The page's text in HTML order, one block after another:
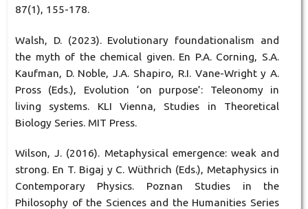
87(1), 155-178.
Walsh, D. (2023). Evolutionary foundationalism and
the myth of the chemical given. En P.A. Corning, S.A.
Kaufman, D. Noble, J.A. Shapiro, R.I. Vane-Wright y A.
Pross (Eds.), Evolution ‘on purpose’: Teleonomy in
living systems. KLI Vienna, Studies in Theoretical
Biology Series. MIT Press.
Wilson, J. (2016). Metaphysical emergence: weak and
strong. En T. Bigaj y C. Wüthrich (Eds.), Metaphysics in
Contemporary Physics. Poznan Studies in the
Philosophy of the Sciences and the Humanities Series